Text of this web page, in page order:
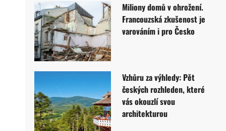
Miliony domů v ohrožení.
Francouzská zkušenost je
varováním i pro Česko
Vzhůru za výhledy: Pět
českých rozhleden, které
vás okouzlí svou
architekturou